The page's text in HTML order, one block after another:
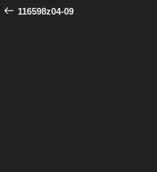
稿
の
116598z04-09